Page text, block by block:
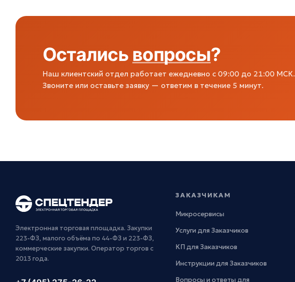
Остались вопросы?
Наш клиентский отдел работает ежедневно с 09:00 до 21:00 МСК.
Звоните или оставьте заявку — ответим в течение 5 минут.
Электронная торговая площадка. Закупки
223-ФЗ, малого объёма по 44-ФЗ и 223-ФЗ,
коммерческие закупки. Оператор торгов с
2013 года.
ЗАКАЗЧИКАМ
Микросервисы
Услуги для Заказчиков
КП для Заказчиков
Инструкции для Заказчиков
Вопросы и ответы для